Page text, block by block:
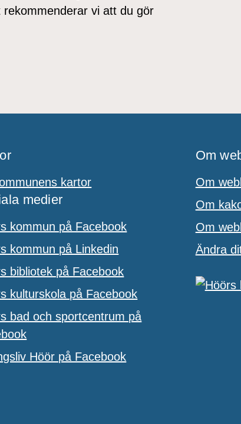
vi att du gör
kartor
medier
kommun på Facebook
kommun på Linkedin
bibliotek på Facebook
kulturskola på Facebook
bad och sportcentrum på
Höör på Facebook
Om
Om
Om
Om
Ändra